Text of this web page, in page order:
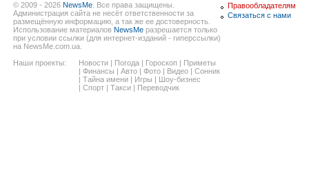
© 2009 - 2026 NewsMe . Все права защищены.
Администрация сайта не несёт ответственности за
размещённую информацию, а так же ее достоверность.
Использование материалов NewsMe разрешается только
при условии ссылки (для интернет-изданий - гиперссылки)
на NewsMe.com.ua.
Наши проекты:
Новости Погода Гороскоп
Приметы
Финансы Авто Фото Видео
Сонник
Тайна имени Игры
Шоу-бизнес
Спорт Такси Переводчик
Правообладателям
Связаться с нами